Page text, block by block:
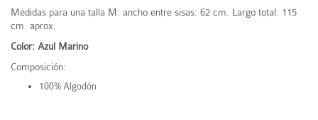
Medidas para una talla M: ancho entre sisas: 62 cm. Largo total: 115
cm. aprox.
Color: Azul Marino
Composición:
100% Algodón